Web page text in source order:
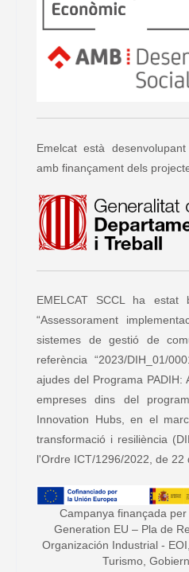
Emelcat està
amb finançament dels
EMELCAT SCCL ha estat
“Assessorament
sistemes de gestió de
referència “2023/DIH_01/
ajudes del Programa PADIH:
empreses dins del
Innovation Hubs, en el
transformació i resiliència
l'Ordre ICT/1296/2022, de 22
Campanya finançada
Generation EU – Pla de
Organización Industrial -
Turismo,